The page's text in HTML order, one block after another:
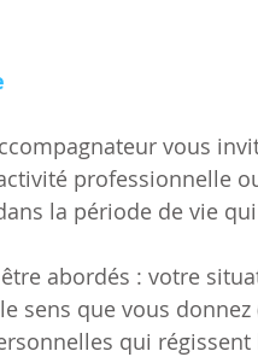
vous
professionnelle
la période de vie
abordés : votre
sens que vous
qui